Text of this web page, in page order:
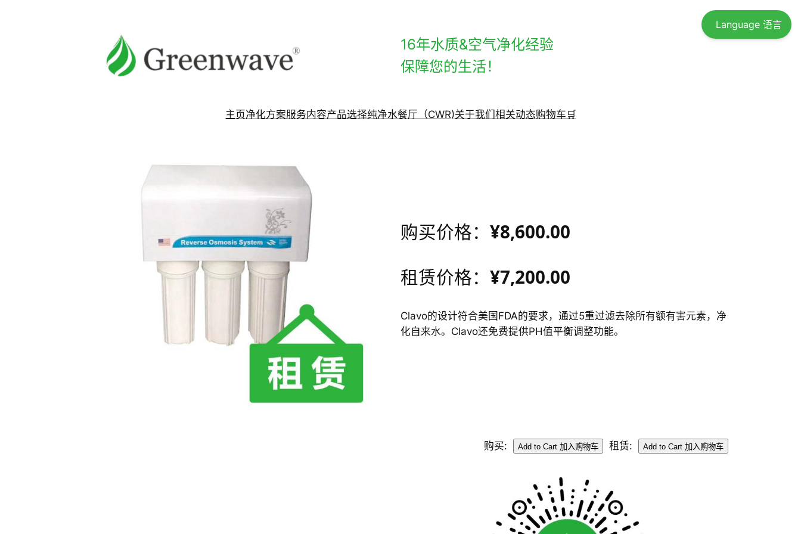
16年水质&空气净化经验
保障您的生活！
主页净化方案服务内容产品选择纯净水餐厅（CWR)关于我们相关动态购物车🛒
购买价格： ¥8,600.00
租赁价格： ¥7,200.00
Clavo的设计符合美国FDA的要求，通过5重过滤去除所有额有害元素，净
化自来水。Clavo还免费提供PH值平衡调整功能。
购买: 租赁:
Language 语言